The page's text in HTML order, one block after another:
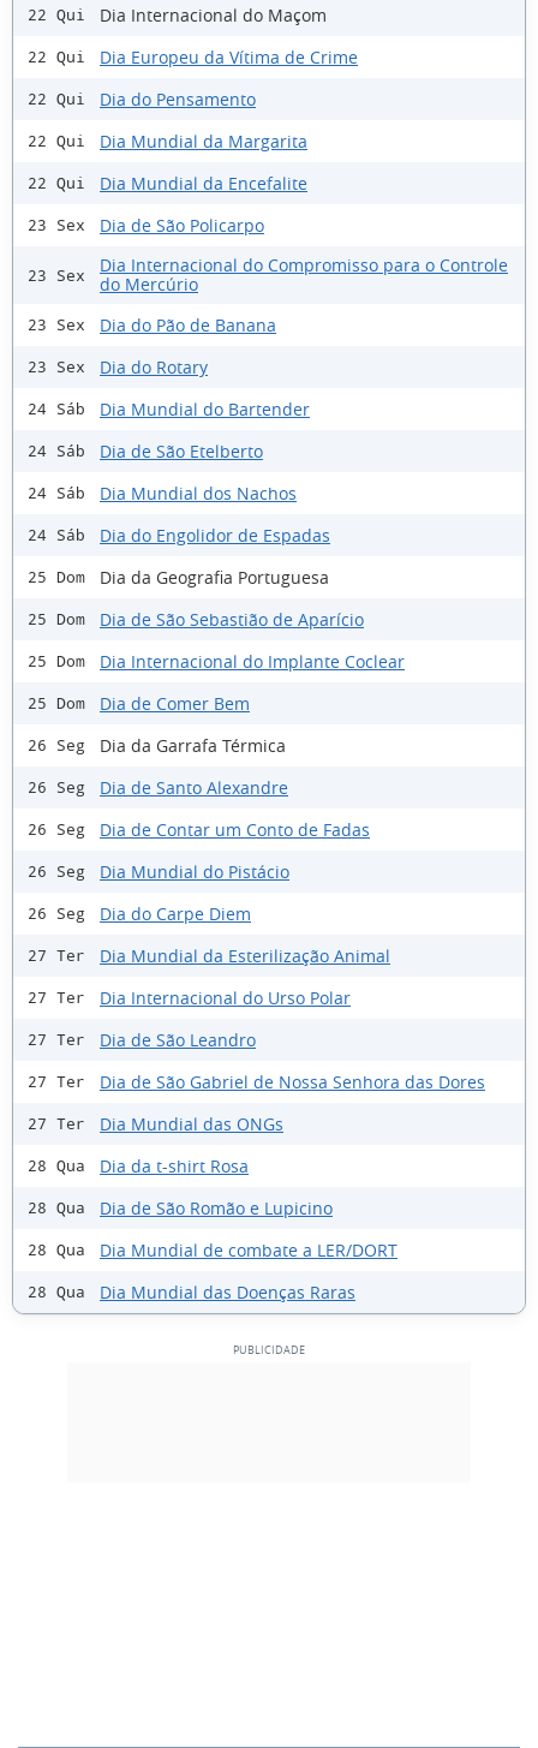
22 Qui Dia Internacional do Maçom
22 Qui Dia Europeu da Vítima de Crime
22 Qui Dia do Pensamento
22 Qui Dia Mundial da Margarita
22 Qui Dia Mundial da Encefalite
23 Sex Dia de São Policarpo
23 Sex
Dia Internacional do Compromisso para o Controle
do Mercúrio
23 Sex Dia do Pão de Banana
23 Sex Dia do Rotary
24 Sáb Dia Mundial do Bartender
24 Sáb Dia de São Etelberto
24 Sáb Dia Mundial dos Nachos
24 Sáb Dia do Engolidor de Espadas
25 Dom Dia da Geografia Portuguesa
25 Dom Dia de São Sebastião de Aparício
25 Dom Dia Internacional do Implante Coclear
25 Dom Dia de Comer Bem
26 Seg Dia da Garrafa Térmica
26 Seg Dia de Santo Alexandre
26 Seg Dia de Contar um Conto de Fadas
26 Seg Dia Mundial do Pistácio
26 Seg Dia do Carpe Diem
27 Ter Dia Mundial da Esterilização Animal
27 Ter Dia Internacional do Urso Polar
27 Ter Dia de São Leandro
27 Ter Dia de São Gabriel de Nossa Senhora das Dores
27 Ter Dia Mundial das ONGs
28 Qua Dia da t-shirt Rosa
28 Qua Dia de São Romão e Lupicino
28 Qua Dia Mundial de combate a LER/DORT
28 Qua Dia Mundial das Doenças Raras